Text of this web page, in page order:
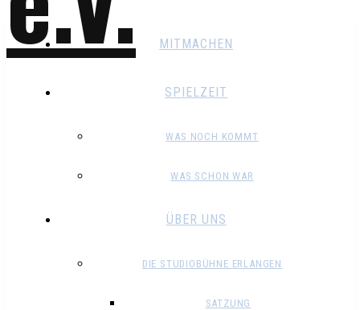
MITMACHEN
SPIELZEIT
WAS NOCH KOMMT
WAS SCHON WAR
ÜBER UNS
DIE STUDIOBÜHNE ERLANGEN
SATZUNG